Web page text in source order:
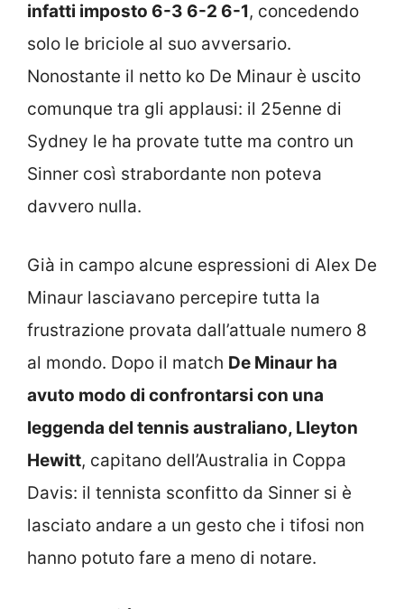
infatti imposto 6-3 6-2 6-1, concedendo
solo le briciole al suo avversario.
Nonostante il netto ko De Minaur è uscito
comunque tra gli applausi: il 25enne di
Sydney le ha provate tutte ma contro un
Sinner così strabordante non poteva
davvero nulla.
Già in campo alcune espressioni di Alex De
Minaur lasciavano percepire tutta la
frustrazione provata dall’attuale numero 8
al mondo. Dopo il match De Minaur ha
avuto modo di confrontarsi con una
leggenda del tennis australiano, Lleyton
Hewitt, capitano dell’Australia in Coppa
Davis: il tennista sconfitto da Sinner si è
lasciato andare a un gesto che i tifosi non
hanno potuto fare a meno di notare.